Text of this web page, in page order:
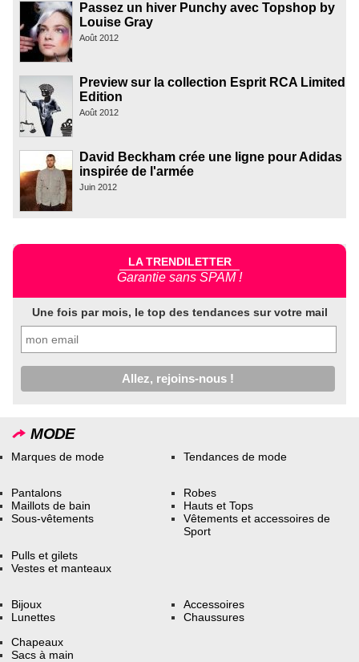
Passez un hiver Punchy avec Topshop by
Louise Gray
Août 2012
Preview sur la collection Esprit RCA Limited
Edition
Août 2012
David Beckham crée une ligne pour Adidas
inspirée de l'armée
Juin 2012
LA TRENDILETTER
Garantie sans SPAM !
Une fois par mois, le top des tendances sur votre mail
MODE
Marques de mode Tendances de mode
Pantalons
Maillots de bain
Sous-vêtements
Robes
Hauts et Tops
Vêtements et accessoires de
Sport
Pulls et gilets
Vestes et manteaux
Bijoux
Lunettes
Accessoires
Chaussures
Chapeaux
Sacs à main